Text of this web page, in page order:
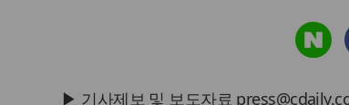
▶ 기사제보 및 보도자료